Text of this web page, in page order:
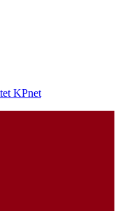
KPnet